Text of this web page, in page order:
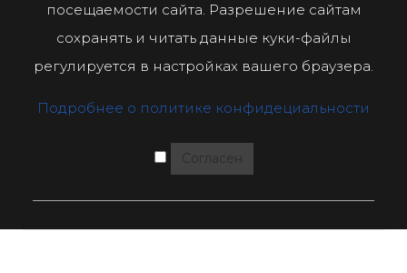
посещаемости сайта. Разрешение сайтам
сохранять и читать данные куки-файлы
регулируется в настройках вашего браузера.
Подробнее о политике конфидециальности
Согласен